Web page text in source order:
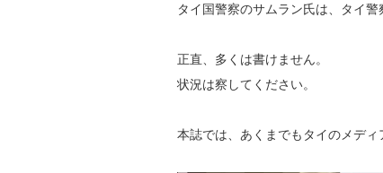
タイ国警察のサムラン氏は、タイ
正直、多くは書けません。
状況は察してください。
本誌では、あくまでもタイのメディ